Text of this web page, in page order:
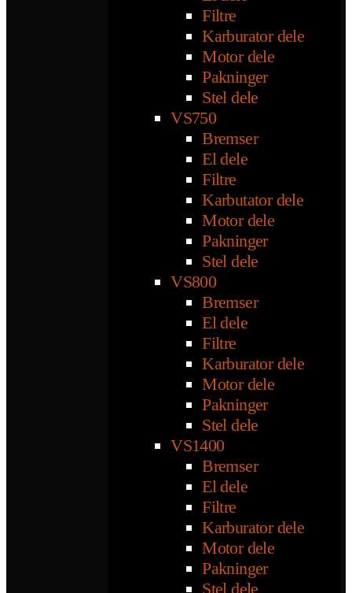
Filtre
Karburator dele
Motor dele
Pakninger
Stel dele
VS750
Bremser
El dele
Filtre
Karbutator dele
Motor dele
Pakninger
Stel dele
VS800
Bremser
El dele
Filtre
Karburator dele
Motor dele
Pakninger
Stel dele
VS1400
Bremser
El dele
Filtre
Karburator dele
Motor dele
Pakninger
Stel dele